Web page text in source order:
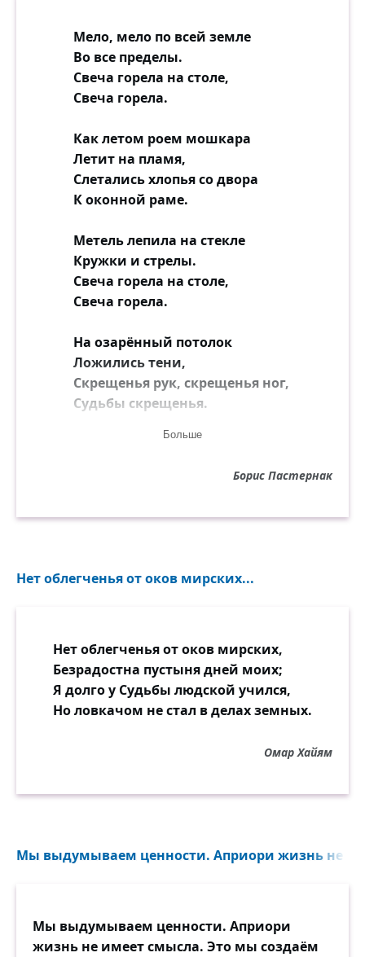
Мело, мело по всей земле
Во все пределы.
Свеча горела на столе,
Свеча горела.
Как летом роем мошкара
Летит на пламя,
Слетались хлопья со двора
К оконной раме.
Метель лепила на стекле
Кружки и стрелы.
Свеча горела на столе,
Свеча горела.
На озарённый потолок
Ложились тени,
Скрещенья рук, скрещенья ног,
Судьбы скрещенья.
И падали два башмачка
И воск слезами с ночника
Свеча горела на столе,
На свечку дуло из угла,
И жар соблазна
Вздымал, как ангел, два крыла
Крестообразно.
Свеча горела на столе,
Больше
Борис Пастернак
Нет облегченья от оков мирских...
Нет облегченья от оков мирских,
Безрадостна пустыня дней моих;
Я долго у Судьбы людской учился,
Но ловкачом не стал в делах земных.
Омар Хайям
Мы выдумываем ценности. Априори жизнь не
Мы выдумываем ценности. Априори
жизнь не имеет смысла. Это мы создаём